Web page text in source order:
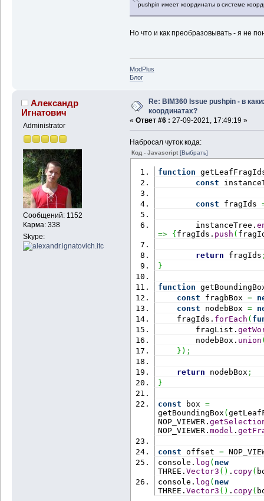
pushpin имеет координаты в системе
Но что и как преобразовывать - я не
ModPlus
Блог
Александр
Игнатович
Administrator
Сообщений: 1152
Карма: 338
Skype:
Re: BIM360 Issue pushpin - в
координатах?
« Ответ #6 : 27-09-2021, 17:49:19 »
Набросал чуток кода:
Код - Javascript[Выбрать]
function
const
const fragIds
instanceTree.
=> { fragIds. push (
return fragIds
}
function
const fragbBox =
const nodebBox =
fragIds. forEach (
fragList.
nodebBox. union
} ) ;
return nodebBox ;
}
const box =
getBoundingBox (
NOP_VIEWER.
NOP_VIEWER.model .
const offset =
console. log ( new
THREE.Vector3 ( ) . copy(
console. log ( new
THREE.Vector3 ( ) . copy(